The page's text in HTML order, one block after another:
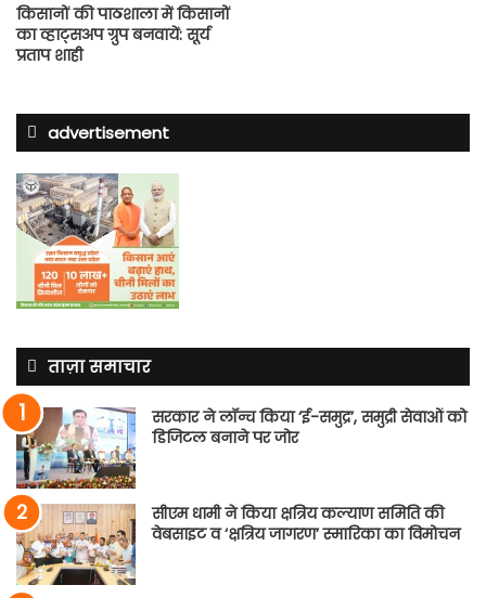
किसानों की पाठशाला में किसानों
का व्हाट्सअप ग्रुप बनवायें: सूर्य
प्रताप शाही
advertisement
ताज़ा समाचार
सरकार ने लॉन्च किया ‘ई-समुद्र’, समुद्री सेवाओं को
डिजिटल बनाने पर जोर
सीएम धामी ने किया क्षत्रिय कल्याण समिति की
वेबसाइट व ‘क्षत्रिय जागरण’ स्मारिका का विमोचन